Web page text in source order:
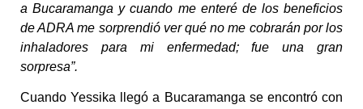
a Bucaramanga y cuando me enteré de los beneficios
de ADRA me sorprendió ver qué no me cobrarán por los
inhaladores para mi enfermedad; fue una gran
sorpresa”.
Cuando Yessika llegó a Bucaramanga se encontró con